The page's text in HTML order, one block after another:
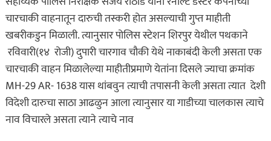
चारचाकी वाहनातून दारुची तस्करी होत असल्याची गुप्त माहीती
खबरीकडुन मिळाली. त्यानुसार पोलिस स्टेशन शिरपुर येथील पथकाने
रविवारी(१४ रोजी) दुपारी चारगाव चौकी येथे नाकाबंदी केली असता एक
चारचाकी वाहन मिळालेल्या माहीतीप्रमाणे येतांना दिसले ज्याचा क्रमांक
MH-29 AR- 1638 यास थांबवुन त्याची तपासनी केली असता त्यात देशी
विदेशी दारुचा साठा आढळुन आला त्यानुसार या गाडीच्या चालकास त्याचे
नाव विचारले असता त्याने त्याचे नाव